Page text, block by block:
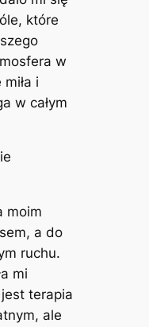
które
w
i
w całym
moim
a do
ruchu.
mi
terapia
ale